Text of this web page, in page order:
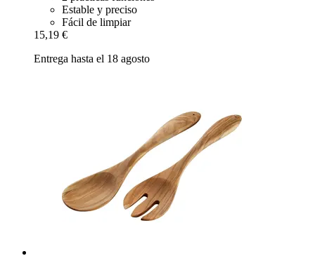
Estable y preciso
Fácil de limpiar
15,19 €
Entrega hasta el 18 agosto